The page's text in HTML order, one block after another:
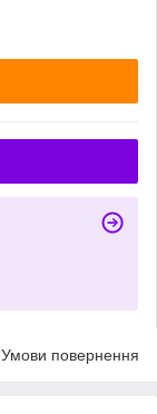
Умови повернення